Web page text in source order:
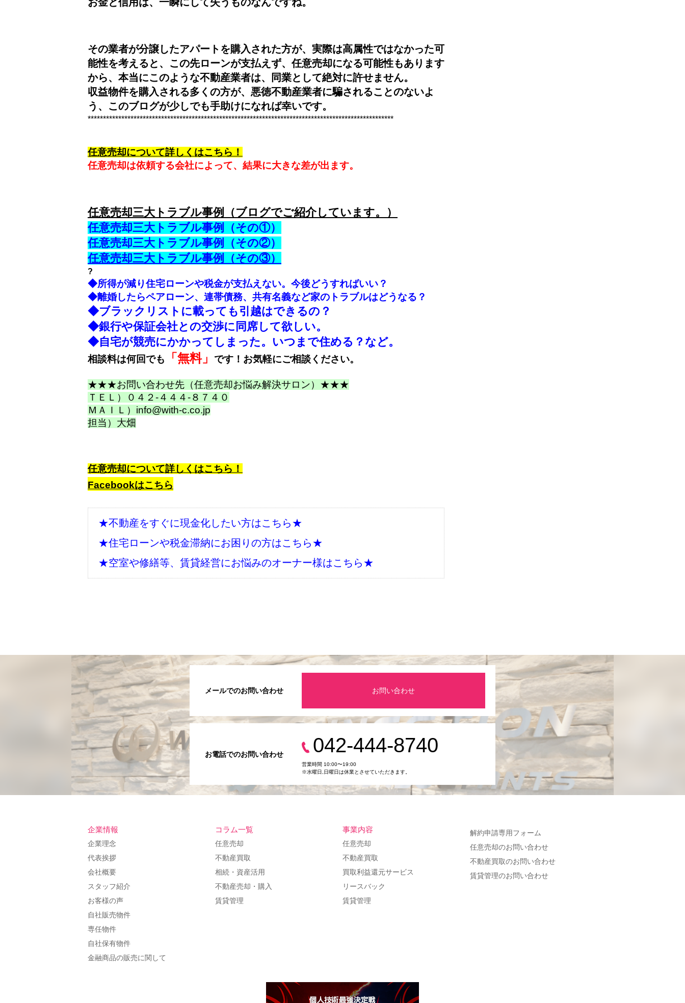
その業者が分譲したアパートを購入された方が、実際は高属性ではなかった可
能性を考えると、この先ローンが支払えず、任意売却になる可能性もあります
から、本当にこのような不動産業者は、同業として絶対に許せません。
収益物件を購入される多くの方が、悪徳不動産業者に騙されることのないよ
う、このブログが少しでも手助けになれば幸いです。
****************************************************************************************************
任意売却について詳しくはこちら！
任意売却は依頼する会社によって、結果に大きな差が出ます。
任意売却三大トラブル事例（ブログでご紹介しています。）
任意売却三大トラブル事例（その①）
任意売却三大トラブル事例（その②）
任意売却三大トラブル事例（その③）
?
◆所得が減り住宅ローンや税金が支払えない。今後どうすればいい？
◆離婚したらペアローン、連帯債務、共有名義など家のトラブルはどうなる？
◆ブラックリストに載っても引越はできるの？
◆銀行や保証会社との交渉に同席して欲しい。
◆自宅が競売にかかってしまった。いつまで住める？など。
相談料は何回でも 「無料」 です！お気軽にご相談ください。
★★★お問い合わせ先（任意売却お悩み解決サロン）★★★
ＴＥＬ）
０４２-４４４-８７４０
ＭＡＩＬ） info@with-c.co.jp
担当）大畑
任意売却について詳しくはこちら！
Facebookはこちら
★不動産をすぐに現金化したい方はこちら★
★住宅ローンや税金滞納にお困りの方はこちら★
★空室や修繕等、賃貸経営にお悩みのオーナー様はこちら★
メールでのお問い合わせ お問い合わせ
お電話でのお問い合わせ 042-444-8740
営業時間 10:00〜19:00
※水曜日,⽇曜日は休業とさせていただきます。
企業情報
企業理念
代表挨拶
会社概要
スタッフ紹介
お客様の声
自社販売物件
専任物件
自社保有物件
金融商品の販売に関して
コラム一覧
任意売却
不動産買取
相続・資産活用
不動産売却・購入
賃貸管理
事業内容
任意売却
不動産買取
買取利益還元サービス
リースバック
賃貸管理
解約申請専用フォーム
任意売却のお問い合わせ
不動産買取のお問い合わせ
賃貸管理のお問い合わせ